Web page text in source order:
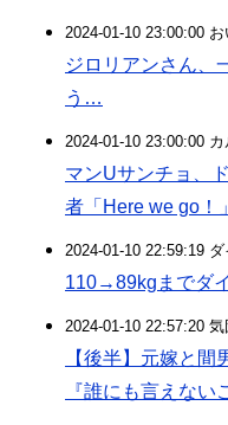
2024-01-10 23:00:00
ジロリアンさん、
う…
2024-01-10 23:00:00
マンUサンチョ、
者「Here we go！」
2024-01-10 22:59:19
110→89kgまでダ
2024-01-10 22:57:20
【後半】元嫁と
『誰にも言えな